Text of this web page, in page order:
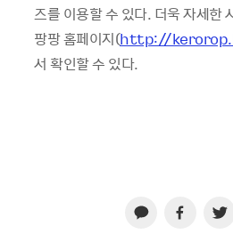
즈를 이용할 수 있다. 더욱 자세한
팡팡 홈페이지(http://
서 확인할 수 있다.